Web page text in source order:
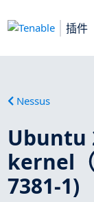
插件
Nessus
Ubuntu
kernel
7381-1)